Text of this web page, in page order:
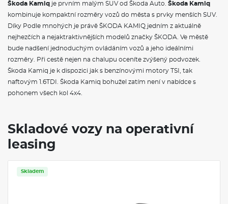
odporem
Ursa 18" černá leštená
Vyhřívané čelní sklo
VÝBAVA VE VÝBAVA STUPNI
Rozpoznávání dopravních značek
Sunset
Automatické stmívání pro vnitřní zpětné zrcátko
Elektrické ovládání oken vpředu a vzadu
Víko schránky před spolujezdcem, s osvětlením
Sluneční clony se zrcátkem na straně spolujezdce a štítek
airbagu na sluneční cloně
Škoda Kamiq je prvním malým SUV od Škoda Auto. Škoda Kamiq
kombinuje kompaktní rozměry vozů do města s prvky menších SUV.
Díky Podle mnohých je právě ŠKODA KAMIQ jedním z aktuálně
nejhezčích a nejaktraktivnějších modelů značky ŠKODA. Ve městě
bude nadšení jednoduchým ovládáním vozů a jeho ideálními
rozměry. Při cestě nejen na chalupu oceníte zvýšený podvozek.
Škoda Kamiq je k dispozici jak s benzínovými motory TSI, tak
naftovým 1.6TDI. Škoda Kamiq bohužel zatím není v nabídce s
pohonem všech kol 4x4.
Skladové vozy na operativní
leasing
Skladem